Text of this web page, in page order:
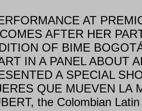
AT
AFTER HER
OF BIME
IN A PANEL ABOUT
A SPECIAL
QUE MUEVEN LA
the Colombian